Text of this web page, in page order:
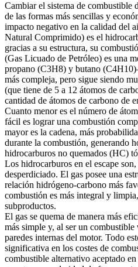
Cambiar el sistema de combustible
de las formas más sencillas y
impacto negativo en la calidad del
Natural Comprimido) es el
gracias a su estructura, su
(Gas Licuado de Petróleo) es una
propano (C3H8) y butano
más compleja, pero sigue siendo
(que tiene de 5 a 12 átomos de
cantidad de átomos de carbono de
Cuanto menor es el número de
fácil es lograr una combustión
mayor es la cadena, más
durante la combustión, generando
hidrocarburos no quemados (HC)
Los hidrocarburos en el escape
desperdiciado. El gas posee una
relación hidrógeno-carbono más
combustión es más integral y
subproductos.
El gas se quema de manera más
más simple y, al ser un
paredes internas del motor. Todo
significativa en los costes de
combustible alternativo aceptado